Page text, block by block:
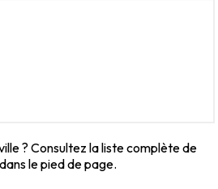
? Consultez la liste complète de
le pied de page.